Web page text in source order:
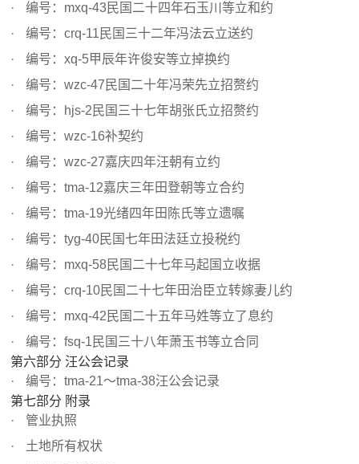
编号：mxq-43民国二十四年石玉川等立和约
编号：crq-11民国三十二年冯法云立送约
编号：xq-5甲辰年许俊安等立掉换约
编号：wzc-47民国二十年冯荣先立招赘约
编号：hjs-2民国三十七年胡张氏立招赘约
编号：wzc-16补契约
编号：wzc-27嘉庆四年汪朝有立约
编号：tma-12嘉庆三年田登朝等立合约
编号：tma-19光绪四年田陈氏等立遗嘱
编号：tyg-40民国七年田法廷立投税约
编号：mxq-58民国二十七年马起国立收据
编号：crq-10民国二十七年田治臣立转嫁妻儿约
编号：mxq-42民国二十五年马姓等立了息约
编号：fsq-1民国三十八年萧玉书等立合同
第六部分 汪公会记录
编号：tma-21～tma-38汪公会记录
第七部分 附录
管业执照
土地所有权状